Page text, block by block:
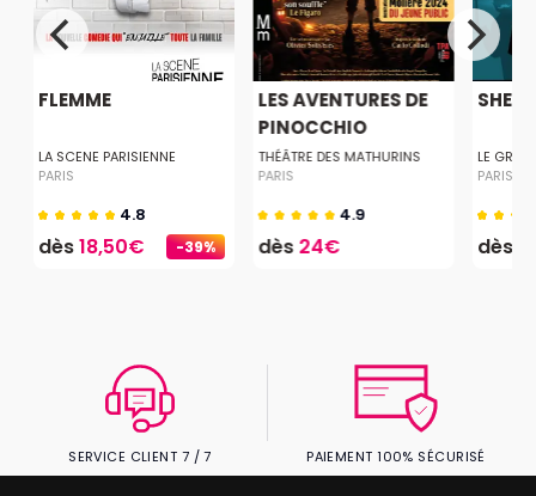
-39%
FLEMME
LA SCENE PARISIENNE
PARIS
4.8
dès18,50€
LES AVENTURES DE
PINOCCHIO
THÉÂTRE DES MATHURINS
PARIS
4.9
dès24€
LE
PARIS
dès
SERVICE CLIENT 7 / 7 PAIEMENT 100% SÉCURISÉ